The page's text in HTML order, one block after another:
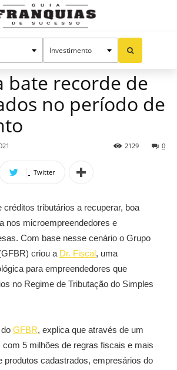
bate recorde de
no período de
0
2129
Twitter
créditos tributários a recuperar, boa
nos microempreendedores e
Com base nesse cenário o Grupo
criou a Dr. Fiscal, uma
para empreendedores que
no Regime de Tributação do Simples
GFBR, explica que através de um
com 5 milhões de regras fiscais e mais
produtos cadastrados, empresários do